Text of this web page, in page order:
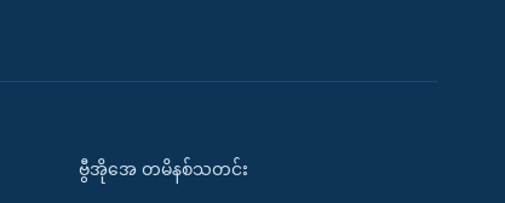
ဗွီအိုအေ တမိနစ်သတင်း